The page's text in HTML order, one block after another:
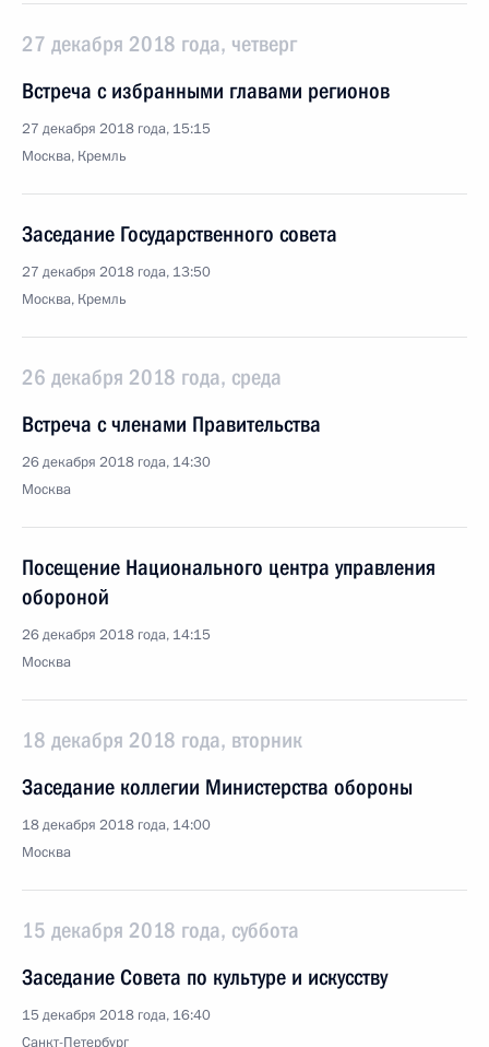
27 декабря 2018 года, четверг
Встреча с избранными главами регионов
27 декабря 2018 года, 15:15
Москва, Кремль
Заседание Государственного совета
27 декабря 2018 года, 13:50
Москва, Кремль
26 декабря 2018 года, среда
Встреча с членами Правительства
26 декабря 2018 года, 14:30
Москва
Посещение Национального центра управления
обороной
26 декабря 2018 года, 14:15
Москва
18 декабря 2018 года, вторник
Заседание коллегии Министерства обороны
18 декабря 2018 года, 14:00
Москва
15 декабря 2018 года, суббота
Заседание Совета по культуре и искусству
15 декабря 2018 года, 16:40
Санкт-Петербург